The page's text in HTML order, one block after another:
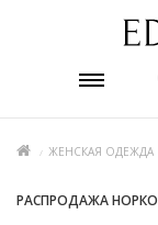
ЖЕНСКАЯ ОДЕЖДА
РАСПРОДАЖА